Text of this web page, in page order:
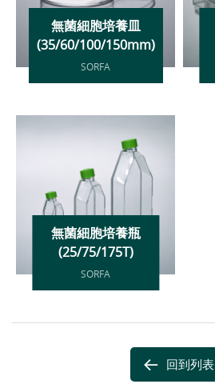
無菌細胞培養皿
(35/60/100/150mm)
SORFA
無菌細胞培養瓶
(25/75/175T)
SORFA
回到列表